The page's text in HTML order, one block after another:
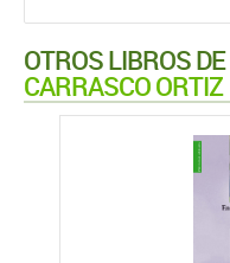
OTROS LIBROS DE
CARRASCO ORTIZ